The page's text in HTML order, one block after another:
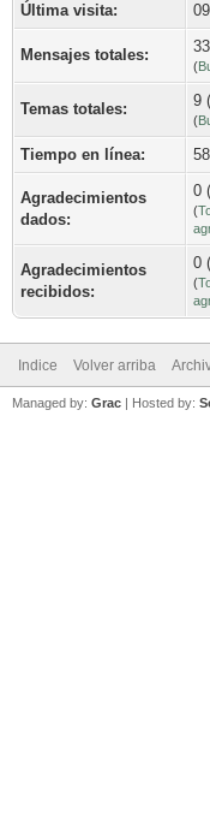
Última visita:
Mensajes totales:
(
Temas totales: 9
(
Tiempo en línea:
Agradecimientos
dados:
0
(
Agradecimientos
recibidos:
0
(
Indice Volver arriba
Managed by: Grac | Hosted by: